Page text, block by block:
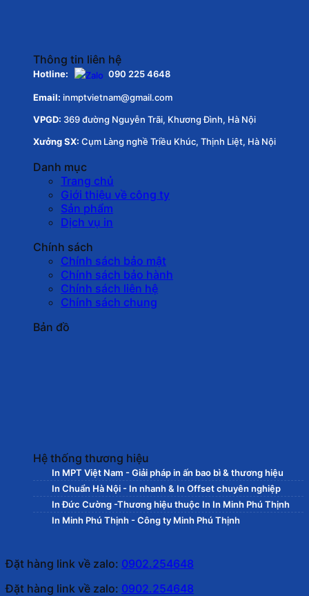
Thông tin liên hệ
Hotline: 090 225 4648
Email: inmptvietnam@gmail.com
VPGD: 369 đường Nguyễn Trãi, Khương Đình, Hà Nội
Xưởng SX: Cụm Làng nghề Triều Khúc, Thịnh Liệt, Hà Nội
Danh mục
Trang chủ
Giới thiệu về công ty
Sản phẩm
Dịch vụ in
Chính sách
Chính sách bảo mật
Chính sách bảo hành
Chính sách liên hệ
Chính sách chung
Bản đồ
Hệ thống thương hiệu
In MPT Việt Nam - Giải pháp in ấn bao bì & thương hiệu
In Chuẩn Hà Nội - In nhanh & In Offset chuyên nghiệp
In Đức Cường -Thương hiệu thuộc In In Minh Phú Thịnh
In Minh Phú Thịnh - Công ty Minh Phú Thịnh
Đặt hàng link về zalo: 0902.254648
Đặt hàng link về zalo: 0902.254648